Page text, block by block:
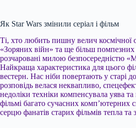
Як Star Wars змінили серіал і фільм
Ті, хто любить пишну велич космічної
«Зоряних війн» та ще більш помпезних
розчаровані милою безпосередністю
Найкраща характеристика для цього
вестерн. Нас ніби повертають у старі
розповідь велася неквапливо,
недоліки техніки компенсувала уява та
фільмі багато сучасних комп’ютерних
серцю фанатів старих фільмів тепла та